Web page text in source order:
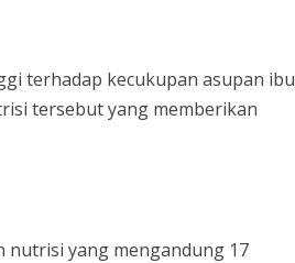
terhadap kecukupan asupan ibu
tersebut yang memberikan
nutrisi yang mengandung 17